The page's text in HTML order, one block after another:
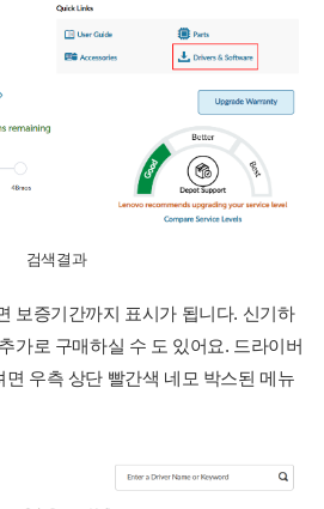
검색결과
보증기간까지 표시가 됩니다. 신기하
가로 구매하실 수 도 있어요. 드라이버
우측 상단 빨간색 네모 박스된 메뉴